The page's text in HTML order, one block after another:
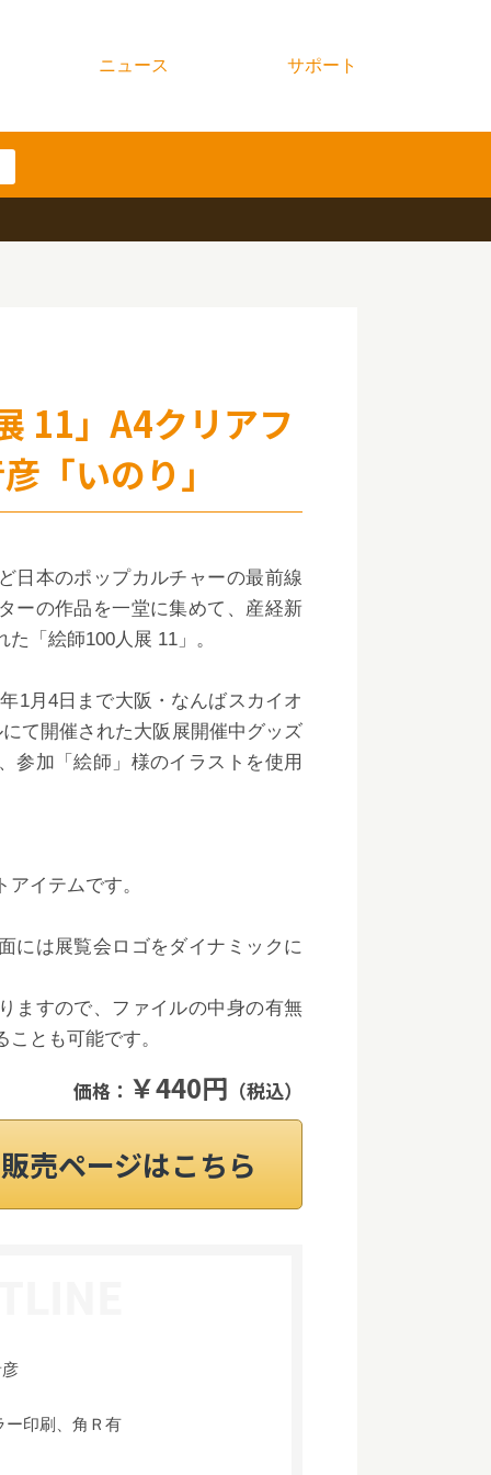
ニュース サポート
11」A4クリアフ
「いのり」
日本のポップカルチャーの最前線
ーの作品を一堂に集めて、産経新
「絵師100人展 11」。
1月4日まで大阪・なんばスカイオ
て開催された大阪展開催中グッズ
参加「絵師」様のイラストを使用
イテムです。
には展覧会ロゴをダイナミックに
ますので、ファイルの中身の有無
とも可能です。
価格： ￥440円 （税込）
売ページはこちら
ー印刷、角Ｒ有